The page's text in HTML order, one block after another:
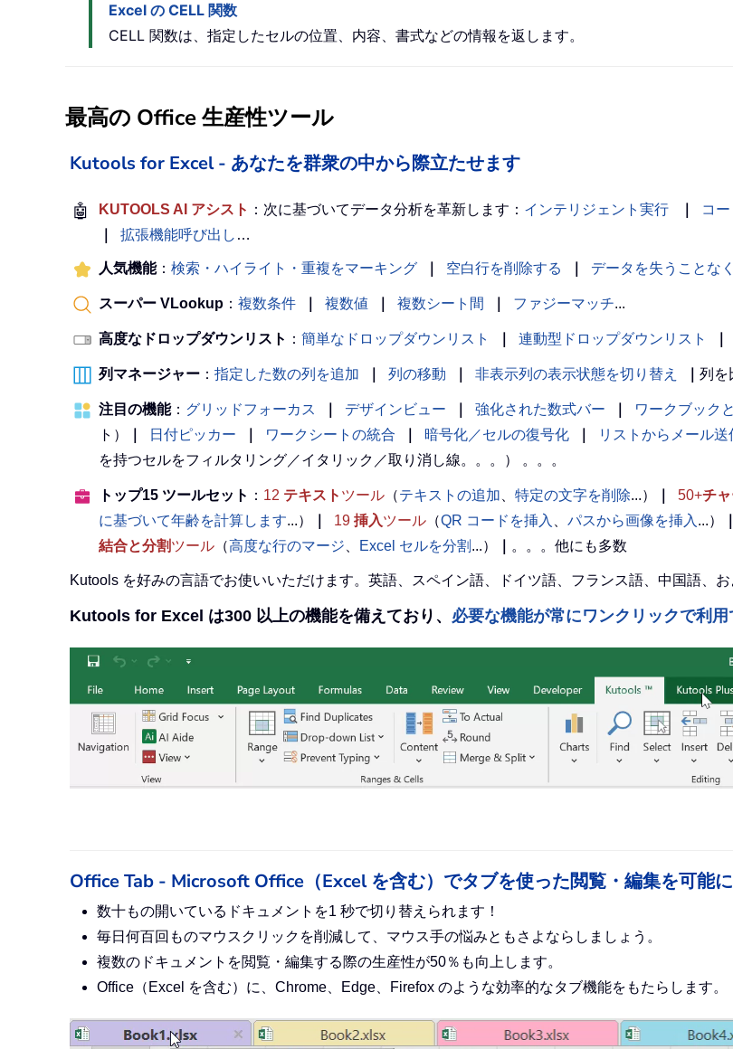
Excel の CELL 関数
CELL 関数は、指定したセルの位置、内容、書式などの情報を返します。
最高の Office 生産性ツール
Kutools for Excel - あなたを群衆の中から際立たせます
🤖 KUTOOLS AI アシスト ：次に基づいてデータ分析を革新します： インテリジェント実行 コ
拡張機能呼び出し …
人気機能： 検索・ハイライト・重複をマーキング 空白行を削除する データを失うことな
スーパー VLookup ： 複数条件 複数値 複数シート間 ファジーマッチ...
高度なドロップダウンリスト ： 簡単なドロップダウンリスト 連動型ドロップダウンリスト
列マネージャー ： 指定した数の列を追加 列の移動 非表示列の表示状態を切り替え 列を
注目の機能： グリッドフォーカス デザインビュー 強化された数式バー ワークブック
ト）
日付ピッカー ワークシートの統合 暗号化／セルの復号化 リストからメール送
を持つセルをフィルタリング／イタリック／取り消し線。。。） 。。。
トップ15 ツールセット ： 12 テキスト ツール （テキストの追加 特定の文字を削除...） 50+チャ
に基づいて年齢を計算します...） 19 挿入ツール （QR コードを挿入 パスから画像を挿入 ...）
結合と分割ツール （高度な行のマージ Excel セルを分割 ...） 。。。他にも多数
Kutools を好みの言語でお使いいただけます。英語、スペイン語、ドイツ語、フランス語、中国語、
Kutools for Excel は300 以上の機能を備えており、 必要な機能が常にワンクリックで利
Office Tab - Microsoft Office（Excel を含む）でタブを使った閲覧・編集を可能
数十もの開いているドキュメントを1 秒で切り替えられます！
毎日何百回ものマウスクリックを削減して、マウス手の悩みともさよならしましょう。
複数のドキュメントを閲覧・編集する際の生産性が50％も向上します。
Office（Excel を含む）に、Chrome、Edge、Firefox のような効率的なタブ機能をもたらします。